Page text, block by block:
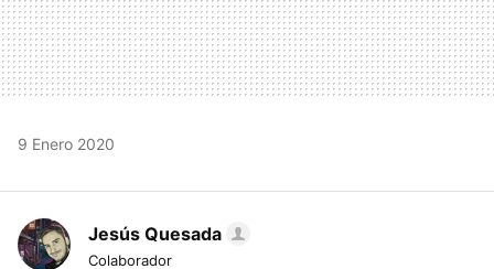
9 Enero 2020
Jesús Quesada
Colaborador